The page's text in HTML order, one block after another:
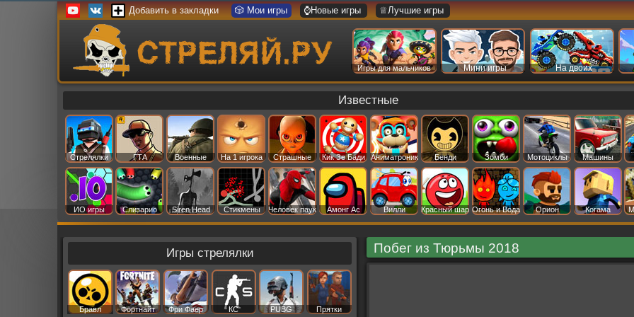
Добавить в закладки 🎲 Мои игры ⌚Новые игры ♕Лучшие игры
Игры для мальчиков Мини игры На двоих
Известные
Стрелялки ГТА Военные На 1 игрока Страшные Кик Зе Бади Аниматроник Бенди Зомби Мотоциклы Машины
ИО игры Слизарио Siren Head Стикмены Человек паук Амонг Ас Вилли Красный шар Огонь и Вода Орион Когама
Побег из Тюрьмы 2018
Игры стрелялки
Бравл
Фортнайт Фри Фаер КС PUBG Прятки